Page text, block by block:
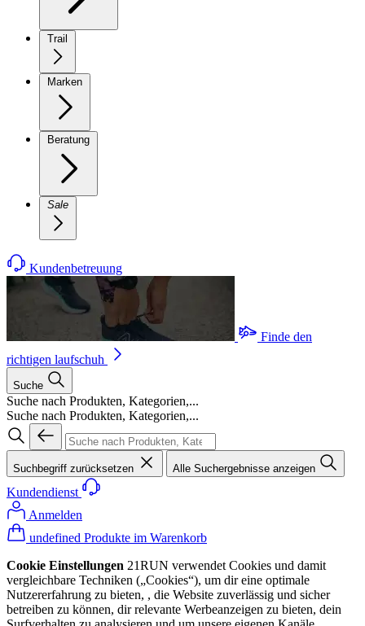
Trail
Marken
Beratung
Sale
Kundenbetreuung
Finde den
richtigen laufschuh
Suche
Suche nach Produkten, Kategorien,...
Suche nach Produkten, Kategorien,...
Suchbegriff zurücksetzen Alle Suchergebnisse anzeigen
Kundendienst
Anmelden
undefined Produkte im Warenkorb
Cookie Einstellungen 21RUN verwendet Cookies und damit
vergleichbare Techniken („Cookies“), um dir eine optimale
Nutzererfahrung zu bieten, , die Website zuverlässig und sicher
betreiben zu können, dir relevante Werbeanzeigen zu bieten, dein